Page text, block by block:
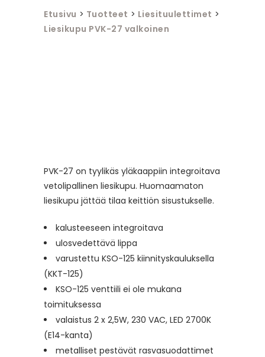
Etusivu > Tuotteet > Liesituulettimet >
Liesikupu PVK-27 valkoinen
PVK-27 on tyylikäs yläkaappiin integroitava
vetolipallinen liesikupu. Huomaamaton
liesikupu jättää tilaa keittiön sisustukselle.
kalusteeseen integroitava
ulosvedettävä lippa
varustettu KSO-125 kiinnityskauluksella
(KKT-125)
KSO-125 venttiili ei ole mukana
toimituksessa
valaistus 2 x 2,5W, 230 VAC, LED 2700K
(E14-kanta)
metalliset pestävät rasvasuodattimet